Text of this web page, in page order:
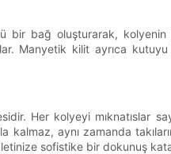
bir bağ oluşturarak,
Manyetik kilit ayrıca
Her kolyeyi mıknatıslar
aynı zamanda
sofistike bir dokunuş